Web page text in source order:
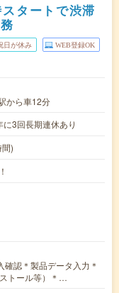
タートで渋滞
日が休み WEB登録OK
から車12分
3回長期連休あり
)
確認＊製品データ入力＊
トール等）＊…